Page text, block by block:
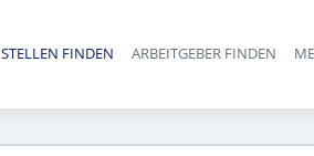
STELLEN FINDEN ARBEITGEBER FINDEN